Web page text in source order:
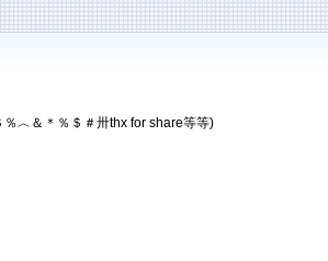
︿＆＊％＄＃卅thx for share等等)